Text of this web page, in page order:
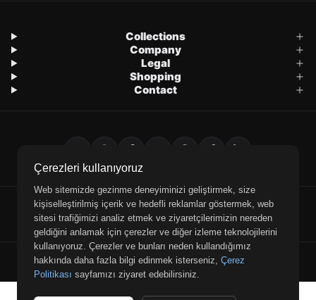
Collections
Company
Legal
Shopping
Contact
E-Mail WhatsApp Phone
© 2026 Retrobird — All rights reserved.
Çerezleri kullanıyoruz
Web sitemizde gezinme deneyiminizi geliştirmek, size
kişiselleştirilmiş içerik ve hedefli reklamlar göstermek, web
sitesi trafiğimizi analiz etmek ve ziyaretçilerimizin nereden
geldiğini anlamak için çerezler ve diğer izleme teknolojilerini
kullanıyoruz. Çerezler ve bunları neden kullandığımız
hakkında daha fazla bilgi edinmek isterseniz, Çerez
Politikası sayfamızı ziyaret edebilirsiniz.